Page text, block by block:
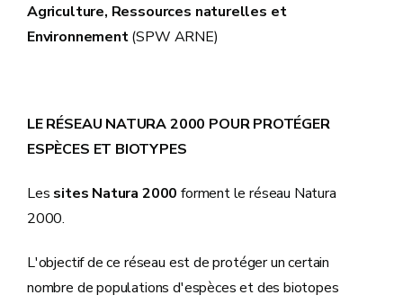
Agriculture, Ressources naturelles et
Environnement(SPW ARNE)
LE RÉSEAU NATURA 2000 POUR PROTÉGER
ESPÈCES ET BIOTYPES
Les sites Natura 2000 forment le réseau Natura
2000.
L'objectif de ce réseau est de protéger un certain
nombre de populations d'espèces et des biotopes